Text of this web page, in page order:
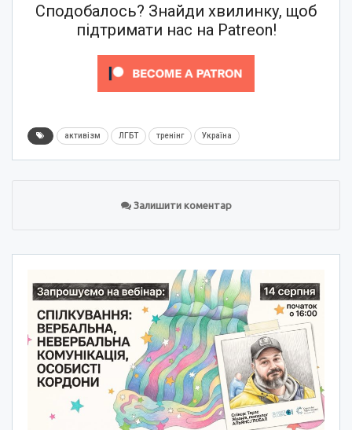
Сподобалось? Знайди хвилинку, щоб
підтримати нас на Patreon!
активізм ЛГБТ тренінг Україна
Залишити коментар